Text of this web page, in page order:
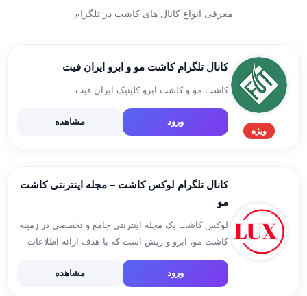
معرفی انواع کانال های کاشت در تلگرام
ویژه
کانال تلگرام کاشت مو و ابرو ایران فیت
کاشت مو و کاشت ابرو کلینیک ایران فیت
ورود مشاهده
کانال تلگرام لوکس کاشت – مجله اینترنتی کاشت
مو
لوکس کاشت یک مجله اینترنتی جامع و تخصصی در زمینه
کاشت مو، ابرو و ریش است که با هدف ارائه اطلاعات
علمی و به روز به مخاطبان خود فعالیت می‌کند. تماس با
کلینیک کاشت مو […]
ورود مشاهده